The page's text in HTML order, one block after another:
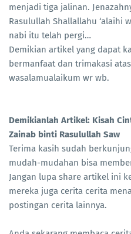
menjadi tiga jalinan.
Rasulullah Shallallahu ‘alaihi
nabi itu telah pergi…
Demikian artikel yang dapat
bermanfaat dan trimakasi
wasalamualaikum wr wb.
Demikianlah Artikel: Kisah
Zainab binti Rasulullah Saw
Terima kasih sudah
mudah-mudahan bisa
Jangan lupa share artikel ini
mereka juga cerita cerita
postingan cerita lainnya.